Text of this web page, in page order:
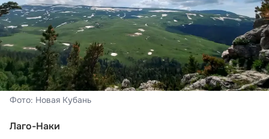
Фото: Новая Кубань
Лаго-Наки